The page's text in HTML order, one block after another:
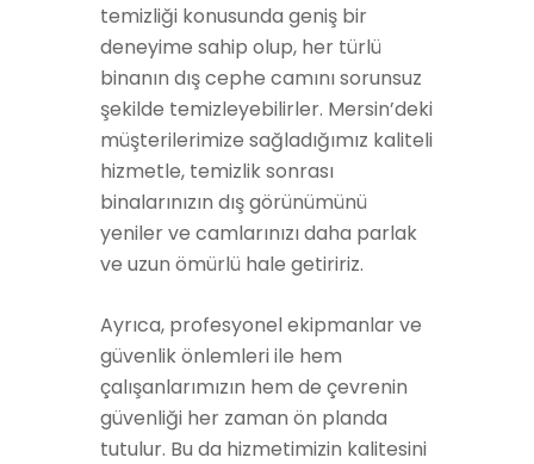
temizliği konusunda geniş bir
deneyime sahip olup, her türlü
binanın dış cephe camını sorunsuz
şekilde temizleyebilirler. Mersin’deki
müşterilerimize sağladığımız kaliteli
hizmetle, temizlik sonrası
binalarınızın dış görünümünü
yeniler ve camlarınızı daha parlak
ve uzun ömürlü hale getiririz.
Ayrıca, profesyonel ekipmanlar ve
güvenlik önlemleri ile hem
çalışanlarımızın hem de çevrenin
güvenliği her zaman ön planda
tutulur. Bu da hizmetimizin kalitesini